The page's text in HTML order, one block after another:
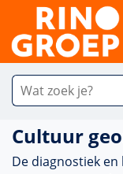
Cultuur
De diag­nos­tiek